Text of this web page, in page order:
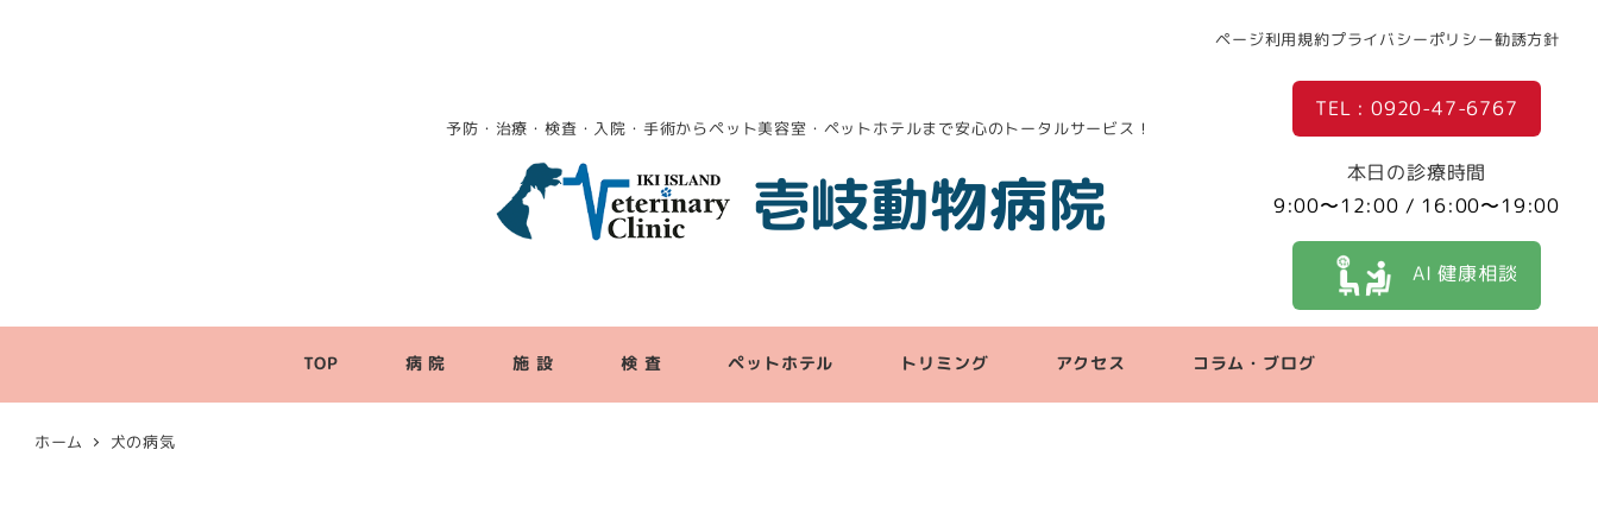
ページ利用規約プライバシーポリシー勧誘方針
予防・治療・検査・入院・手術からペット美容室・ペットホテルまで安心のトータルサービス！
壱岐動物病院
TEL : 0920-47-6767
本日の診療時間
9:00〜12:00 / 16:00〜19:00
AI 健康相談
TOP 病 院 施 設 検 査 ペットホテル トリミング アクセス コラム・ブログ
ホーム 犬の病気